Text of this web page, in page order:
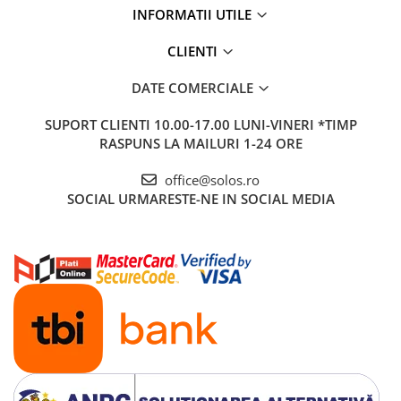
Robinete masina de spalat
INFORMATII UTILE
CLIENTI
DATE COMERCIALE
SUPORT CLIENTI 10.00-17.00 LUNI-VINERI *TIMP
RASPUNS LA MAILURI 1-24 ORE
office@solos.ro
SOCIAL URMARESTE-NE IN SOCIAL MEDIA